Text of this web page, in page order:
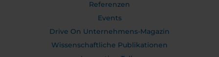
Referenzen
Events
Drive On Unternehmens-Magazin
Wissenschaftliche Publikationen